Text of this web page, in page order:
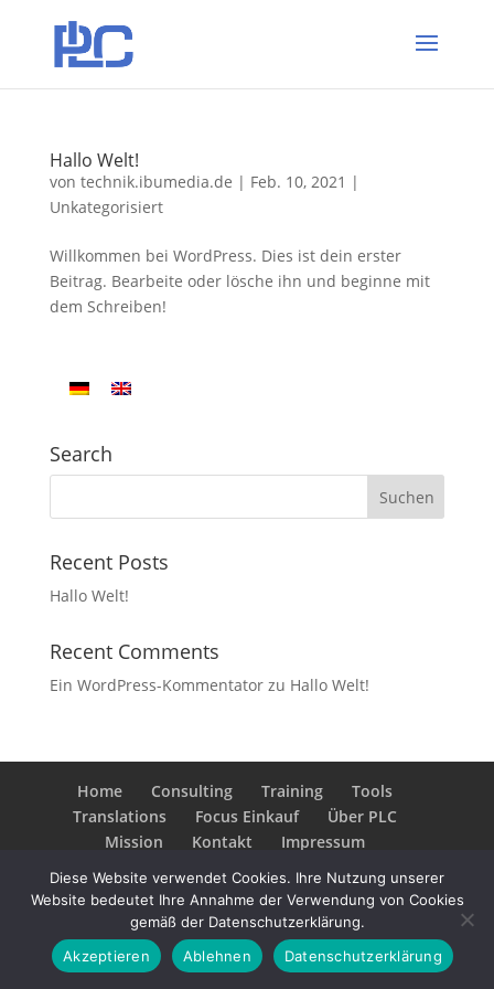
Hallo Welt!
von technik.ibumedia.de | Feb. 10, 2021 |
Unkategorisiert
Willkommen bei WordPress. Dies ist dein erster
Beitrag. Bearbeite oder lösche ihn und beginne mit
dem Schreiben!
Search
Recent Posts
Hallo Welt!
Recent Comments
Ein WordPress-Kommentatorzu Hallo Welt!
Home Consulting Training
Tools
Translations
Focus Einkauf
Über PLC
Mission
Kontakt
Impressum
Datenschutzerklärung
Diese Website verwendet Cookies. Ihre Nutzung unserer
Website bedeutet Ihre Annahme der Verwendung von Cookies
gemäß der Datenschutzerklärung.
Akzeptieren
Ablehnen Datenschutzerklärung